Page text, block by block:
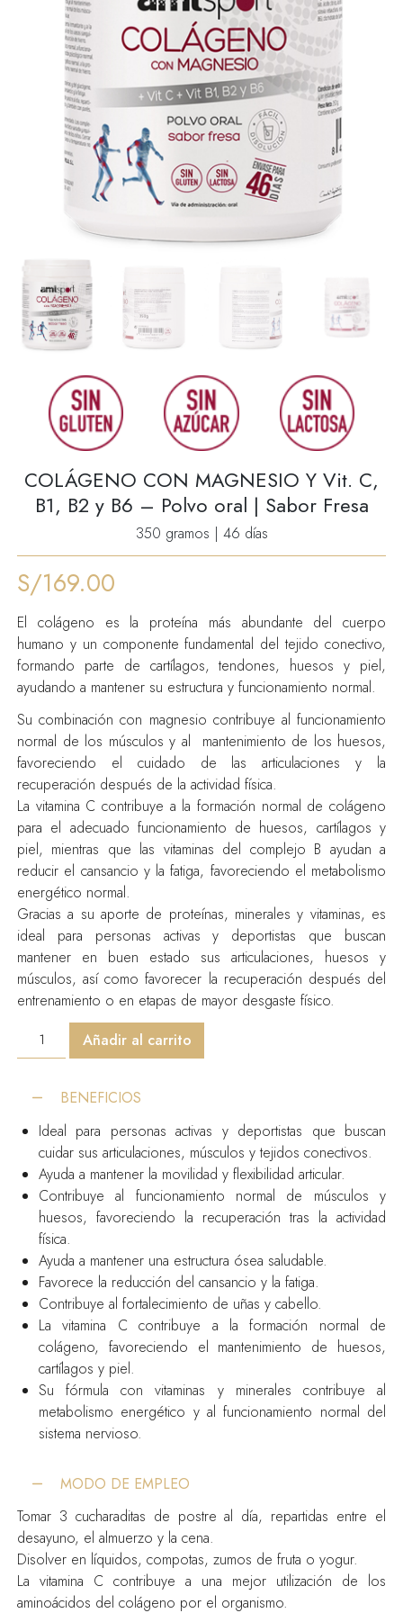
COLÁGENO CON MAGNESIO Y Vit. C,
B1, B2 y B6 – Polvo oral | Sabor Fresa
350 gramos | 46 días
S/169.00
El colágeno es la proteína más abundante del cuerpo
humano y un componente fundamental del tejido conectivo,
formando parte de cartílagos, tendones, huesos y piel,
ayudando a mantener su estructura y funcionamiento normal.
Su combinación con magnesio contribuye al funcionamiento
normal de los músculos y al mantenimiento de los huesos,
favoreciendo el cuidado de las articulaciones y la
recuperación después de la actividad física.
La vitamina C contribuye a la formación normal de colágeno
para el adecuado funcionamiento de huesos, cartílagos y
piel, mientras que las vitaminas del complejo B ayudan a
reducir el cansancio y la fatiga, favoreciendo el metabolismo
energético normal.
Gracias a su aporte de proteínas, minerales y vitaminas, es
ideal para personas activas y deportistas que buscan
mantener en buen estado sus articulaciones, huesos y
músculos, así como favorecer la recuperación después del
entrenamiento o en etapas de mayor desgaste físico.
MAGNESIO
B1,
B6
Sabor
Fresa
cantidad
Añadir al carrito
BENEFICIOS
Ideal para personas activas y deportistas que buscan
cuidar sus articulaciones, músculos y tejidos conectivos.
Ayuda a mantener la movilidad y flexibilidad articular.
Contribuye al funcionamiento normal de músculos y
huesos, favoreciendo la recuperación tras la actividad
física.
Ayuda a mantener una estructura ósea saludable.
Favorece la reducción del cansancio y la fatiga.
Contribuye al fortalecimiento de uñas y cabello.
La vitamina C contribuye a la formación normal de
colágeno, favoreciendo el mantenimiento de huesos,
cartílagos y piel.
Su fórmula con vitaminas y minerales contribuye al
metabolismo energético y al funcionamiento normal del
sistema nervioso.
MODO DE EMPLEO
Tomar 3 cucharaditas de postre al día, repartidas entre el
desayuno, el almuerzo y la cena.
Disolver en líquidos, compotas, zumos de fruta o yogur.
La vitamina C contribuye a una mejor utilización de los
aminoácidos del colágeno por el organismo.